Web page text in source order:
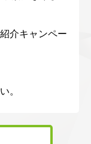
介キャンペー
。